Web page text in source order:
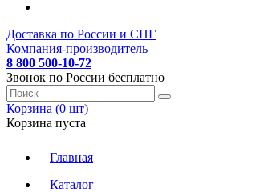
Доставка по России и СНГ
Компания-производитель
8 800 500-10-72
Звонок по России бесплатно
Корзина (0 шт)
Корзина пуста
Главная
Каталог